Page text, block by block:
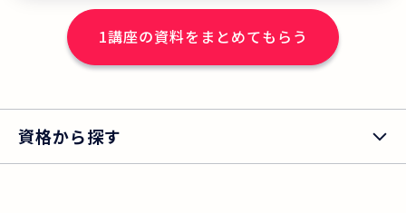
切。当日消印有効） ●受講
料 5,500円（税込） ※申し込
み方法など、詳しくは、ニチイ「まなび
倍以上！★ ※2024年度（第27回）の
1講座の資料をまとめてもらう
資格から探す